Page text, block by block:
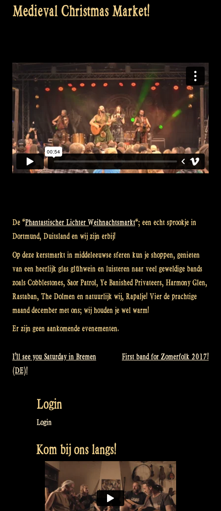
Medieval Christmas Market!
De “Phantastischer Lichter Weihnachtsmarkt“; een echt sprookje in
Dortmund, Duitsland en wij zijn erbij!
Op deze kerstmarkt in middeleeuwse sferen kun je shoppen, genieten
van een heerlijk glas glühwein en luisteren naar veel geweldige bands
zoals Cobblestones, Saor Patrol, Ye Banished Privateers, Harmony Glen,
Rastaban, The Dolmen en natuurlijk wij, Rapalje! Vier de prachtige
maand december met ons; wij houden je wel warm!
Er zijn geen aankomende evenementen.
Bericht
I’ll see you Saturday in Bremen
(DE)!
First band for Zomerfolk 2017!
Login
Login
Kom bij ons langs!